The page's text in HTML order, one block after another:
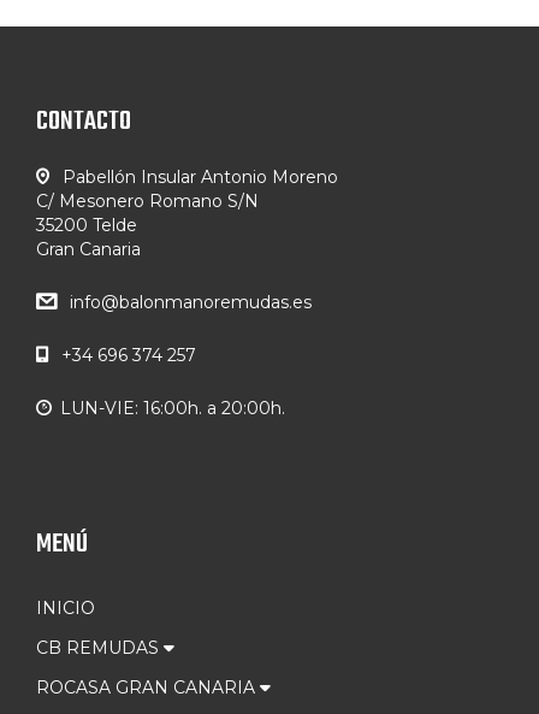
CONTACTO
Pabellón Insular Antonio Moreno
C/ Mesonero Romano S/N
35200 Telde
Gran Canaria
info@balonmanoremudas.es
+34 696 374 257
LUN-VIE: 16:00h. a 20:00h.
MENÚ
INICIO
CB REMUDAS
ROCASA GRAN CANARIA